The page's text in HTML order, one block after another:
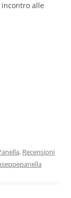
incontro alle
, Recensioni